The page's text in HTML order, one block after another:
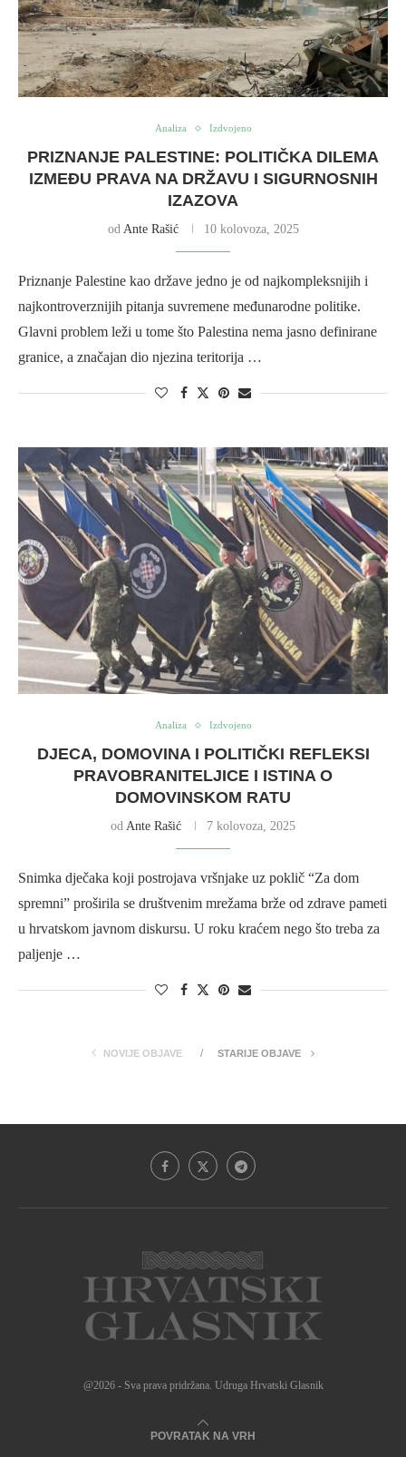
Analiza Izdvojeno
PRIZNANJE PALESTINE: POLITIČKA DILEMA
IZMEĐU PRAVA NA DRŽAVU I SIGURNOSNIH
IZAZOVA
od Ante Rašić 10 kolovoza, 2025
Priznanje Palestine kao države jedno je od najkompleksnijih i
najkontroverznijih pitanja suvremene međunarodne politike.
Glavni problem leži u tome što Palestina nema jasno definirane
granice, a značajan dio njezina teritorija …
Analiza Izdvojeno
DJECA, DOMOVINA I POLITIČKI REFLEKSI
PRAVOBRANITELJICE I ISTINA O
DOMOVINSKOM RATU
od Ante Rašić 7 kolovoza, 2025
Snimka dječaka koji postrojava vršnjake uz poklič “Za dom
spremni” proširila se društvenim mrežama brže od zdrave pameti
u hrvatskom javnom diskursu. U roku kraćem nego što treba za
paljenje …
NOVIJE OBJAVE STARIJE OBJAVE
@2026 - Sva prava pridržana. Udruga Hrvatski Glasnik
POVRATAK NA VRH